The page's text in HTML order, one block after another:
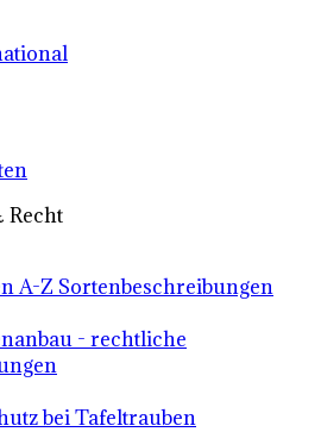
Recht
A-Z Sortenbeschreibungen
- rechtliche
bei Tafeltrauben